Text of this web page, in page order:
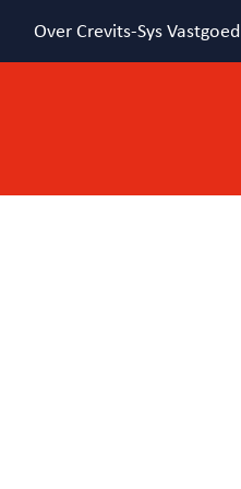
Over Crevits-Sys Vastgoed